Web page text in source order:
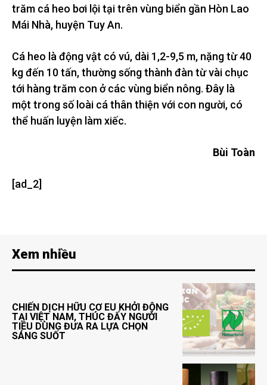
trăm cá heo bơi lội tại trên vùng biển gần Hòn Lao
Mái Nhà, huyện Tuy An.
Cá heo là động vật có vú, dài 1,2-9,5 m, nặng từ 40
kg đến 10 tấn, thường sống thành đàn từ vài chục
tới hàng trăm con ở các vùng biển nông. Đây là
một trong số loài cá thân thiện với con người, có
thể huấn luyện làm xiếc.
Bùi Toàn
[ad_2]
Xem nhiều
CHIẾN DỊCH HỮU CƠ EU KHỞI ĐỘNG
TẠI VIỆT NAM, THÚC ĐẨY NGƯỜI
TIÊU DÙNG ĐƯA RA LỰA CHỌN
SÁNG SUỐT